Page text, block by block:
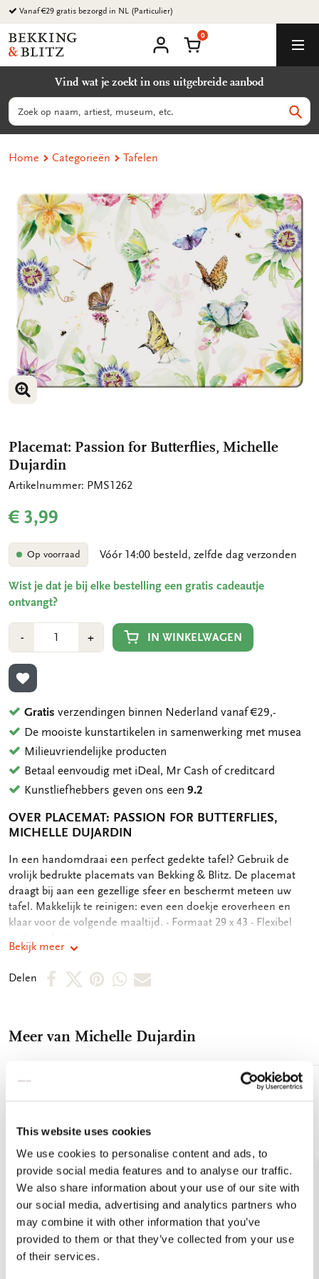
This website uses cookies
We use cookies to personalise content and ads, to
provide social media features and to analyse our traffic.
We also share information about your use of our site with
our social media, advertising and analytics partners who
may combine it with other information that you’ve
provided to them or that they’ve collected from your use
of their services.
Ga
naar
content
Vanaf €29 gratis bezorgd in NL (Particulier)
Bekking
&
B.V.
account
Winkelmand
0
Vind wat je zoekt in ons uitgebreide aanbod
Zoeken
Home Categorieën Tafelen
VERGROOT AFBEELDING
Placemat: Passion for Butterflies, Michelle
Dujardin
Artikelnummer: PMS1262
€ 3,99
Op voorraad Vóór 14:00 besteld, zelfde dag verzonden
Wist je dat je bij elke bestelling een gratis cadeautje
ontvangt?
-Min
1
+Plus
1
IN WINKELWAGEN
TOEVOEGEN AAN VERLANGLIJST
Gratis verzendingen binnen Nederland vanaf €29,-
De mooiste kunstartikelen in samenwerking met musea
Milieuvriendelijke producten
Betaal eenvoudig met iDeal, Mr Cash of creditcard
Kunstliefhebbers geven ons een9.2
OVER PLACEMAT: PASSION FOR BUTTERFLIES,
MICHELLE DUJARDIN
OMSCHRIJVING
In een handomdraai een perfect gedekte tafel? Gebruik de
vrolijk bedrukte placemats van Bekking & Blitz. De placemat
draagt bij aan een gezellige sfeer en beschermt meteen uw
tafel. Makkelijk te reinigen: even een doekje eroverheen en
klaar voor de volgende maaltijd. - Formaat 29 x 43 - Flexibel
Bekijk meer
Delen
DeelDeelDeelDeelDeel
mail
Meer van Michelle Dujardin